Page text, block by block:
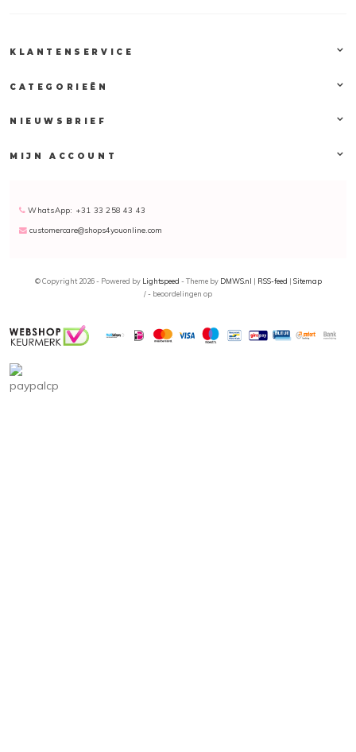
KLANTENSERVICE
CATEGORIEËN
NIEUWSBRIEF
MIJN ACCOUNT
WhatsApp: +31 33 258 43 43
customercare@shops4youonline.com
© Copyright 2026 - Powered by Lightspeed - Theme by DMWS.nl | RSS-feed | Sitemap
/- beoordelingen op